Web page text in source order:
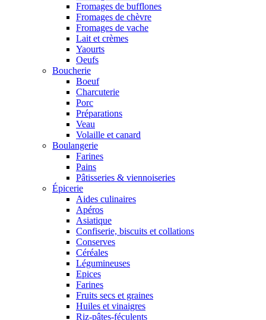
Fromages de bufflones
Fromages de chèvre
Fromages de vache
Lait et crèmes
Yaourts
Oeufs
Boucherie
Boeuf
Charcuterie
Porc
Préparations
Veau
Volaille et canard
Boulangerie
Farines
Pains
Pâtisseries & viennoiseries
Épicerie
Aides culinaires
Apéros
Asiatique
Confiserie, biscuits et collations
Conserves
Céréales
Légumineuses
Epices
Farines
Fruits secs et graines
Huiles et vinaigres
Riz-pâtes-féculents